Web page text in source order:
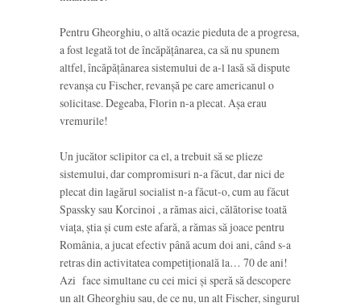
Pentru Gheorghiu, o altă ocazie pieduta de a progresa,
a fost legată tot de încăpăţânarea, ca să nu spunem
altfel, încăpăţânarea sistemului de a-l lasă să dispute
revanşa cu Fischer, revanşă pe care americanul o
solicitase. Degeaba, Florin n-a plecat. Aşa erau
vremurile!
Un jucător sclipitor ca el, a trebuit să se plieze
sistemului, dar compromisuri n-a făcut, dar nici de
plecat din lagărul socialist n-a făcut-o, cum au făcut
Spassky sau Korcinoi , a rămas aici, călătorise toată
viaţa, ştia şi cum este afară, a rămas să joace pentru
România, a jucat efectiv până acum doi ani, când s-a
retras din activitatea competiţională la… 70 de ani!
Azi face simultane cu cei mici şi speră să descopere
un alt Gheorghiu sau, de ce nu, un alt Fischer, singurul